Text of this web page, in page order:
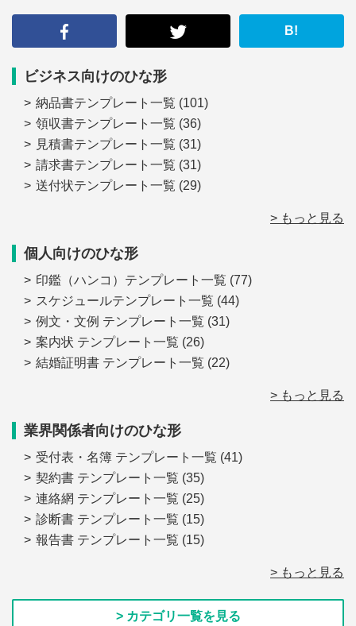
B!
ビジネス向けのひな形
納品書テンプレート一覧 (101)
領収書テンプレート一覧 (36)
見積書テンプレート一覧 (31)
請求書テンプレート一覧 (31)
送付状テンプレート一覧 (29)
> もっと見る
個人向けのひな形
印鑑（ハンコ）テンプレート一覧 (77)
スケジュールテンプレート一覧 (44)
例文・文例 テンプレート一覧 (31)
案内状 テンプレート一覧 (26)
結婚証明書 テンプレート一覧 (22)
> もっと見る
業界関係者向けのひな形
受付表・名簿 テンプレート一覧 (41)
契約書 テンプレート一覧 (35)
連絡網 テンプレート一覧 (25)
診断書 テンプレート一覧 (15)
報告書 テンプレート一覧 (15)
> もっと見る
> カテゴリ一覧を見る